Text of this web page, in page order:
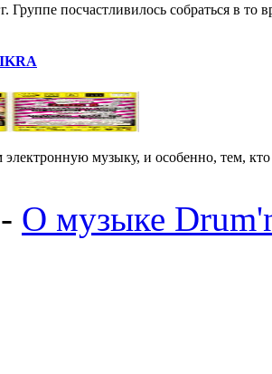
Группе посчастливилось собраться в
IKRA
музыку, и особенно, тем,
- О музыке